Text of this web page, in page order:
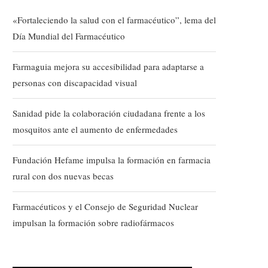
«Fortaleciendo la salud con el farmacéutico”, lema del
Día Mundial del Farmacéutico
Farmaguia mejora su accesibilidad para adaptarse a
personas con discapacidad visual
Sanidad pide la colaboración ciudadana frente a los
mosquitos ante el aumento de enfermedades
Fundación Hefame impulsa la formación en farmacia
rural con dos nuevas becas
Farmacéuticos y el Consejo de Seguridad Nuclear
impulsan la formación sobre radiofármacos